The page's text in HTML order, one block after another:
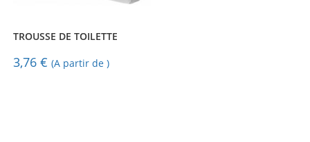
TROUSSE DE TOILETTE
3,76 € (A partir de )